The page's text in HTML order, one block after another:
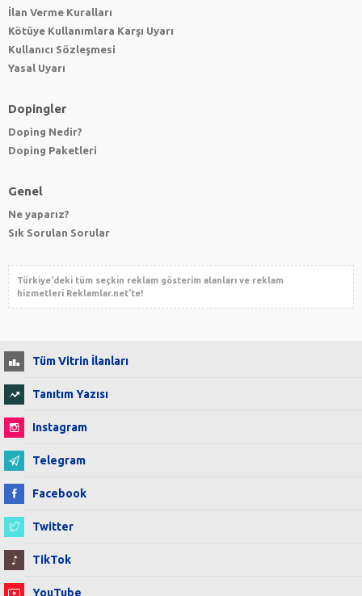
İlan Verme Kuralları
Kötüye Kullanımlara Karşı Uyarı
Kullanıcı Sözleşmesi
Yasal Uyarı
Dopingler
Doping Nedir?
Doping Paketleri
Genel
Ne yaparız?
Sık Sorulan Sorular
Türkiye'deki tüm seçkin reklam gösterim alanları ve reklam
hizmetleri Reklamlar.net'te!
Tüm Vitrin İlanları
Tanıtım Yazısı
Instagram
Telegram
Facebook
Twitter
TikTok
YouTube